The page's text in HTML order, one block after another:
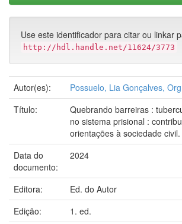
Use este identificador para citar ou linkar
http://hdl.handle.net/11624/3773
Autor(es):
Possuelo, Lia Gonçalves,
Título:
Quebrando barreiras :
no sistema prisional :
orientações à sociedade civil.
Data do
documento:
2024
Editora:
Ed. do Autor
Edição:
1. ed.